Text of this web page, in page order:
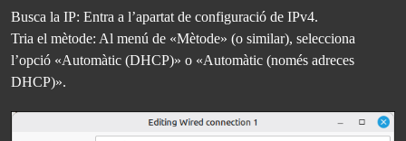
Busca la IP: Entra a l’apartat de configuració de IPv4.
Tria el mètode: Al menú de «Mètode» (o similar), selecciona
l’opció «Automàtic (DHCP)» o «Automàtic (només adreces
DHCP)».